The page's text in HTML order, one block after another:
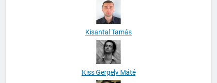
Kisantal Tamás
Kiss Gergely Máté